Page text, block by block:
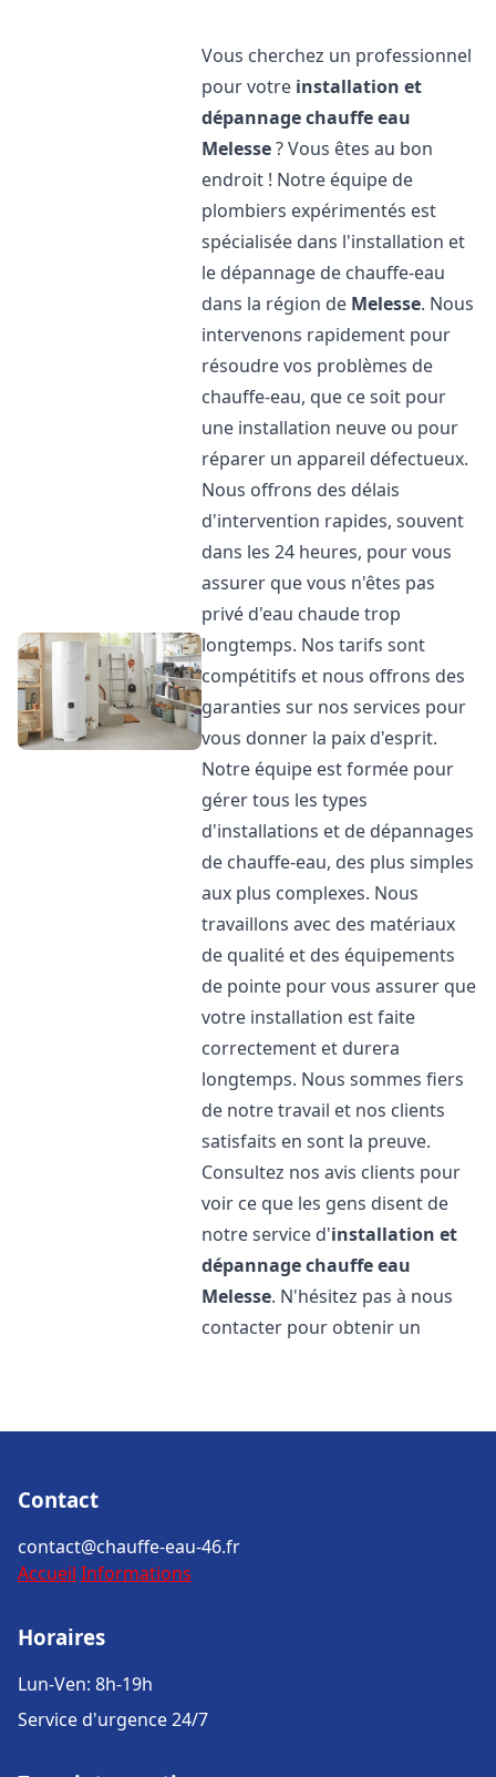
Vous cherchez un professionnel
pour votre installation et
dépannage chauffe eau
Melesse? Vous êtes au bon
endroit ! Notre équipe de
plombiers expérimentés est
spécialisée dans l'installation et
le dépannage de chauffe-eau
dans la région de Melesse. Nous
intervenons rapidement pour
résoudre vos problèmes de
chauffe-eau, que ce soit pour
une installation neuve ou pour
réparer un appareil défectueux.
Nous offrons des délais
d'intervention rapides, souvent
dans les 24 heures, pour vous
assurer que vous n'êtes pas
privé d'eau chaude trop
longtemps. Nos tarifs sont
compétitifs et nous offrons des
garanties sur nos services pour
vous donner la paix d'esprit.
Notre équipe est formée pour
gérer tous les types
d'installations et de dépannages
de chauffe-eau, des plus simples
aux plus complexes. Nous
travaillons avec des matériaux
de qualité et des équipements
de pointe pour vous assurer que
votre installation est faite
correctement et durera
longtemps. Nous sommes fiers
de notre travail et nos clients
satisfaits en sont la preuve.
Consultez nos avis clients pour
voir ce que les gens disent de
notre service d'installation et
dépannage chauffe eau
Melesse. N'hésitez pas à nous
contacter pour obtenir un
Contact
contact@chauffe-eau-46.fr
Accueil Informations
Horaires
Lun-Ven: 8h-19h
Service d'urgence 24/7